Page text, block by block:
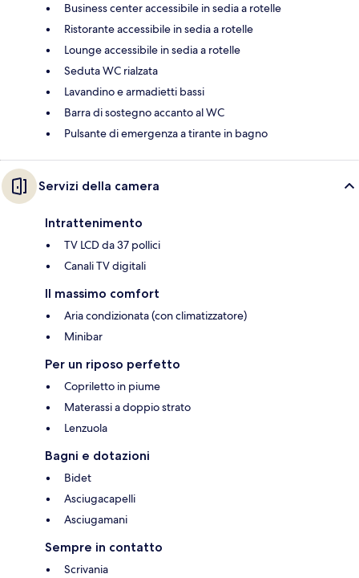
Business center accessibile in sedia a rotelle
Ristorante accessibile in sedia a rotelle
Lounge accessibile in sedia a rotelle
Seduta WC rialzata
Lavandino e armadietti bassi
Barra di sostegno accanto al WC
Pulsante di emergenza a tirante in bagno
Servizi della camera
Intrattenimento
TV LCD da 37 pollici
Canali TV digitali
Il massimo comfort
Aria condizionata (con climatizzatore)
Minibar
Per un riposo perfetto
Copriletto in piume
Materassi a doppio strato
Lenzuola
Bagni e dotazioni
Bidet
Asciugacapelli
Asciugamani
Sempre in contatto
Scrivania